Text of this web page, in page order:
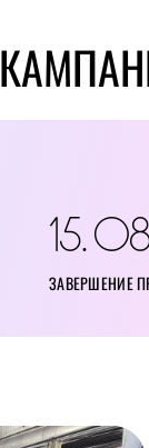
15
ЗАВЕРШЕНИЕ